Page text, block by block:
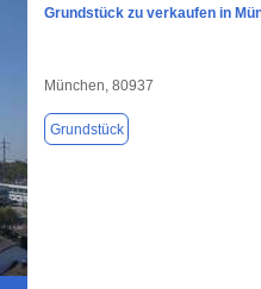
Grundstück zu verkaufen in
München, 80937
Grundstück